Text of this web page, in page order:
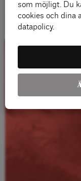
Läs mer
som möjligt. Du
cookies och dina
datapolicy.